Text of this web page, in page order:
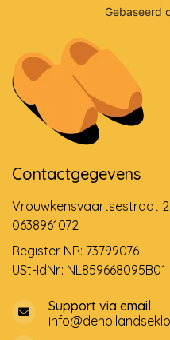
Contactgegevens
Vrouwkensvaartsestraat
0638961072
Register NR: 73799076
USt-IdNr.: NL859668095B01
Support via email